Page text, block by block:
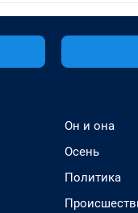
Он и она
Осень
Политика